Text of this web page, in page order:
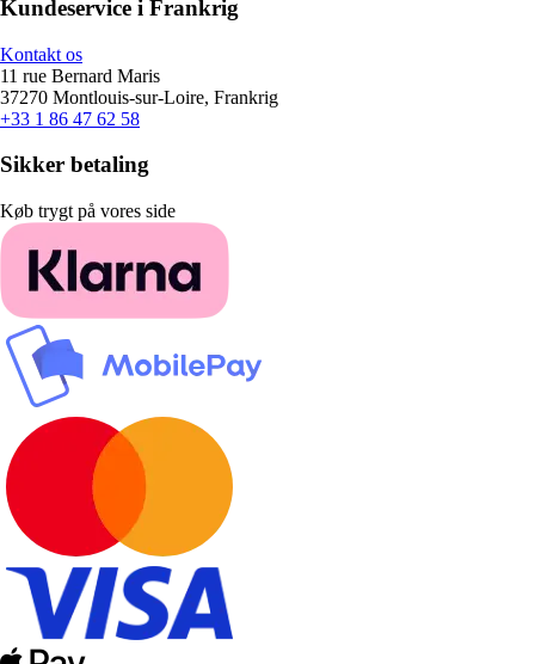
Kundeservice i Frankrig
Kontakt os
11 rue Bernard Maris
37270 Montlouis-sur-Loire, Frankrig
+33 1 86 47 62 58
Sikker betaling
Køb trygt på vores side